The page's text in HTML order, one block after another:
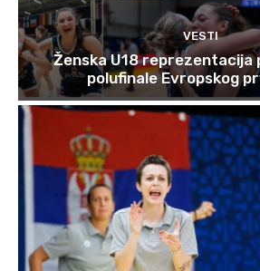
VESTI
Ženska U18 reprezentacija
polufinale Evropskog